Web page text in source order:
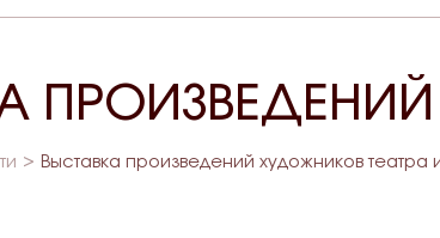
Выставка произведений художников театра